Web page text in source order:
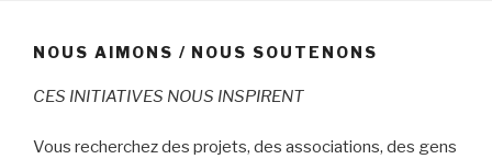
NOUS AIMONS / NOUS SOUTENONS
CES INITIATIVES NOUS INSPIRENT
Vous recherchez des projets, des associations, des gens